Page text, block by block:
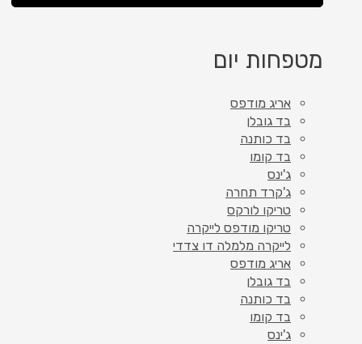
מטפחות יום
אריג מודפס
בד גובלן
בד כותנה
בד קומו
ג'ינס
ג'קרד תחרה
טריקו לורקס
טריקו מודפס לייקרה
לייקרה מלמלה דו צדדי
אריג מודפס
בד גובלן
בד כותנה
בד קומו
ג'ינס